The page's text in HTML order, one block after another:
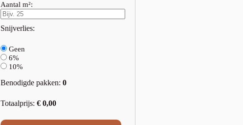
Aantal m²:
Snijverlies:
Geen
6%
10%
Benodigde pakken:0
Totaalprijs:€0,00